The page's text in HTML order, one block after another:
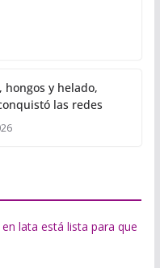
hongos y helado,
las redes
lata está lista para que